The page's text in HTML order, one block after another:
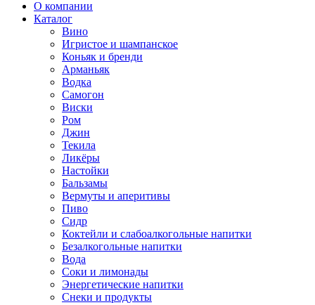
О компании
Каталог
Вино
Игристое и шампанское
Коньяк и бренди
Арманьяк
Водка
Самогон
Виски
Ром
Джин
Текила
Ликёры
Настойки
Бальзамы
Вермуты и аперитивы
Пиво
Сидр
Коктейли и слабоалкогольные напитки
Безалкогольные напитки
Вода
Соки и лимонады
Энергетические напитки
Снеки и продукты